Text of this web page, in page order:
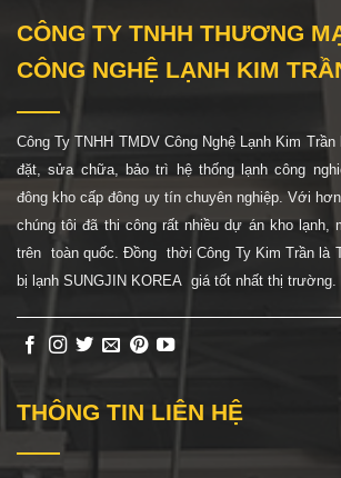
CÔNG TY TNHH THƯƠNG
CÔNG NGHỆ LẠNH KIM
Công Ty TNHH TMDV Công Nghệ Lạnh Kim
đặt, sửa chữa, bảo trì hệ thống lạnh công
đông kho cấp đông uy tín chuyên nghiệp. Với
chúng tôi đã thi công rất nhiều dự án kho lạnh,
trên toàn quốc. Đồng thời Công Ty Kim Trần là
bị lạnh SUNGJIN KOREA giá tốt nhất thị trường.
THÔNG TIN LIÊN HỆ